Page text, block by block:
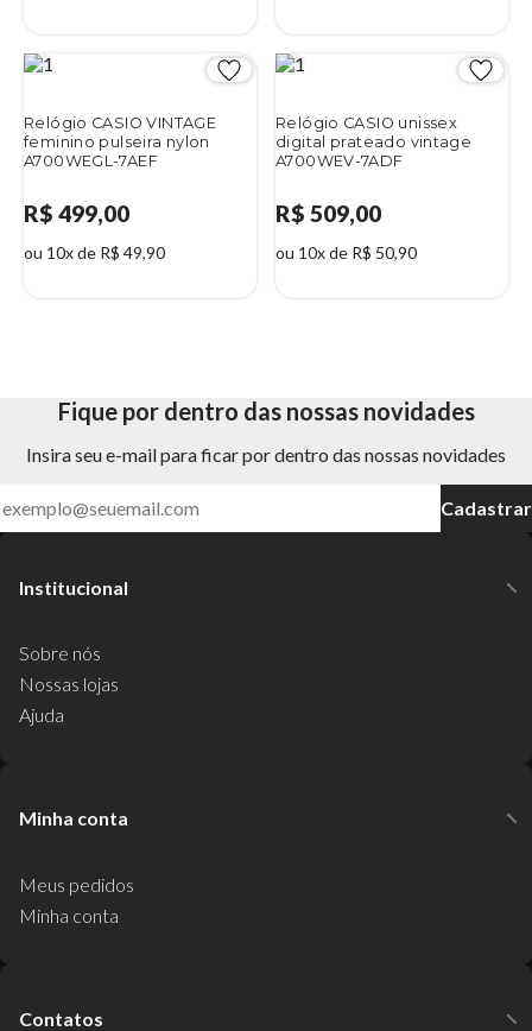
Relógio CASIO VINTAGE
feminino pulseira nylon
A700WEGL-7AEF
R$ 499,00
ou 10x de R$ 49,90
Relógio CASIO unissex
digital prateado vintage
A700WEV-7ADF
R$ 509,00
ou 10x de R$ 50,90
Fique por dentro das nossas novidades
Insira seu e-mail para ficar por dentro das nossas novidades
Cadastrar
Institucional
Sobre nós
Nossas lojas
Ajuda
Minha conta
Meus pedidos
Minha conta
Contatos